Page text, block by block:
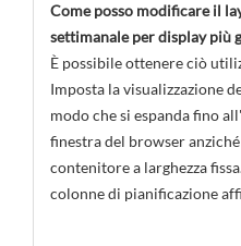
Come posso modificare il
settimanale per display più
È possibile ottenere ciò
Imposta la visualizzazione
modo che si espanda fino
finestra del browser
contenitore a larghezza
colonne di pianificazione